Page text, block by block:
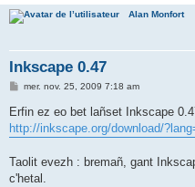
Alan Monfort
Inkscape 0.47
M
s
s
a
g
mer. nov. 25, 2009 7:18 am
Erfin ez eo bet lañset Inkscape
http://inkscape.org/download/
Taolit evezh : bremañ, gant
c'hetal.